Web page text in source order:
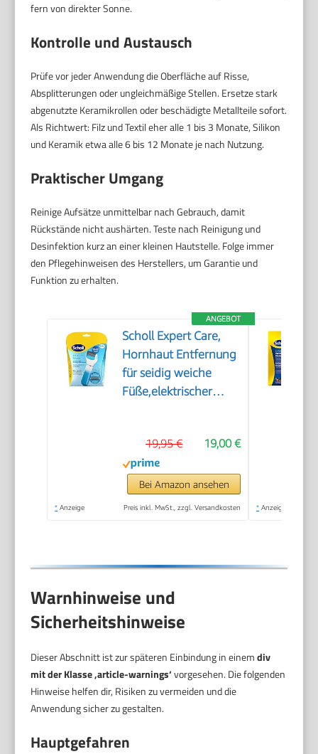
fern von direkter Sonne.
Kontrolle und Austausch
Prüfe vor jeder Anwendung die Oberfläche auf Risse,
Absplitterungen oder ungleichmäßige Stellen. Ersetze stark
abgenutzte Keramikrollen oder beschädigte Metallteile sofort.
Als Richtwert: Filz und Textil eher alle 1 bis 3 Monate, Silikon
und Keramik etwa alle 6 bis 12 Monate je nach Nutzung.
Praktischer Umgang
Reinige Aufsätze unmittelbar nach Gebrauch, damit
Rückstände nicht aushärten. Teste nach Reinigung und
Desinfektion kurz an einer kleinen Hautstelle. Folge immer
den Pflegehinweisen des Herstellers, um Garantie und
Funktion zu erhalten.
ANGEBOT
Scholl Expert Care,
Hornhaut Entfernung
für seidig weiche
Füße,elektrischer
Meeresmineralien
Rolle für präzise
Ergebnisse,1 Gerät
19,00 €
19,95 €
Bei Amazon ansehen
* Anzeige Preis inkl. MwSt., zzgl. Versandkosten * Anzeige
Warnhinweise und
Sicherheitshinweise
Dieser Abschnitt ist zur späteren Einbindung in einemdiv
mit der Klasse ‚article-warnings‘vorgesehen. Die folgenden
Hinweise helfen dir, Risiken zu vermeiden und die
Anwendung sicher zu gestalten.
Hauptgefahren